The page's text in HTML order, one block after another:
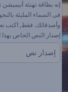
إنه بطاقة تهنئة
فى السماء المليئة
وأصدقائك. فقط, اكتب
إصدار النص الخاص بهذا
إصدار نص